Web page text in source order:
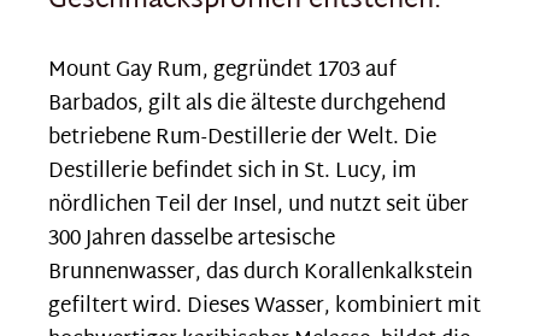
Mount Gay Rum, gegründet 1703 auf
Barbados, gilt als die älteste durchgehend
betriebene Rum-Destillerie der Welt. Die
Destillerie befindet sich in St. Lucy, im
nördlichen Teil der Insel, und nutzt seit über
300 Jahren dasselbe artesische
Brunnenwasser, das durch Korallenkalkstein
gefiltert wird. Dieses Wasser, kombiniert mit